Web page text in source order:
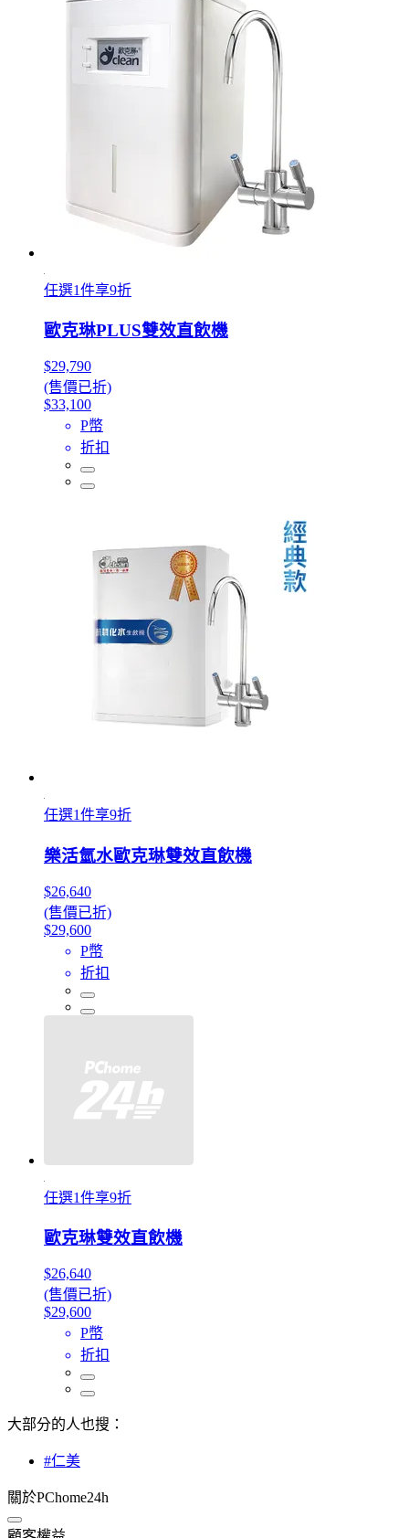
任選1件享9折
歐克琳PLUS雙效直飲機
$29,790
(售價已折)
$33,100
P幣
折扣
任選1件享9折
樂活氫水歐克琳雙效直飲機
$26,640
(售價已折)
$29,600
P幣
折扣
任選1件享9折
歐克琳雙效直飲機
$26,640
(售價已折)
$29,600
P幣
折扣
大部分的人也搜：
#仁美
關於PChome24h